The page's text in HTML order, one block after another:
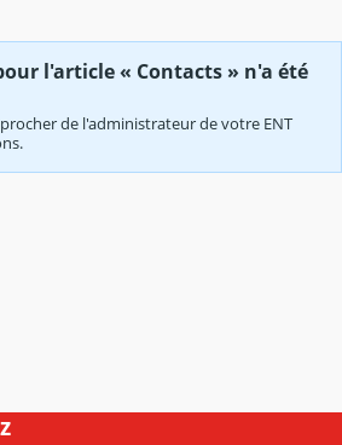
l'article « Contacts » n'a été
de l'administrateur de votre ENT